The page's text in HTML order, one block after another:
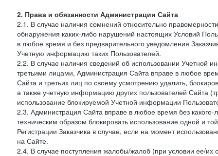
2. Права и обязанности Администрации Сайта
2.1. В случае наличия сомнений относительно
обнаружения каких-либо нарушений настоящих Условий
в любое время и без предварительного уведомления
Учетную информацию таких Пользователей.
2.2. В случае наличия сведений об использовании Учетной
третьими лицами, Администрация Сайта вправе в любое
Сайта и третьих лиц по своему усмотрению удалить,
а также учетную информацию других пользователей Сайта
использование блокируемой Учетной информации
2.3. Администрация Сайта вправе в любое время без
техническим образом блокировать использование одной и
Регистрации Заказчика в случае, если на момент
на Сайте.
2.4. В случае поступления жалобы/жалоб (при условии ее/их